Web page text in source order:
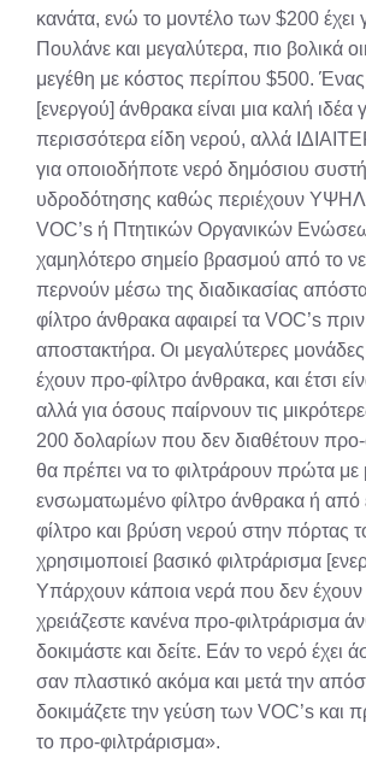
κανάτα, ενώ το μοντέλο των $200 έχει
Πουλάνε και μεγαλύτερα, πιο βολικά
μεγέθη με κόστος περίπου $500.
[ενεργού] άνθρακα είναι μια καλή ιδέα
περισσότερα είδη νερού, αλλά
για οποιοδήποτε νερό δημόσιου
υδροδότησης καθώς περιέχουν
VOC’s ή Πτητικών Οργανικών
χαμηλότερο σημείο βρασμού από το
περνούν μέσω της διαδικασίας
φίλτρο άνθρακα αφαιρεί τα VOC’s
αποστακτήρα. Οι μεγαλύτερες
έχουν προ-φίλτρο άνθρακα, και έτσι
αλλά για όσους παίρνουν τις
200 δολαρίων που δεν διαθέτουν
θα πρέπει να το φιλτράρουν πρώτα με
ενσωματωμένο φίλτρο άνθρακα ή από
φίλτρο και βρύση νερού στην πόρτας
χρησιμοποιεί βασικό φιλτράρισμα
Υπάρχουν κάποια νερά που δεν έχουν
χρειάζεστε κανένα προ-φιλτράρισμα
δοκιμάστε και δείτε. Εάν το νερό έχει
σαν πλαστικό ακόμα και μετά την
δοκιμάζετε την γεύση των VOC’s και
το προ-φιλτράρισμα».